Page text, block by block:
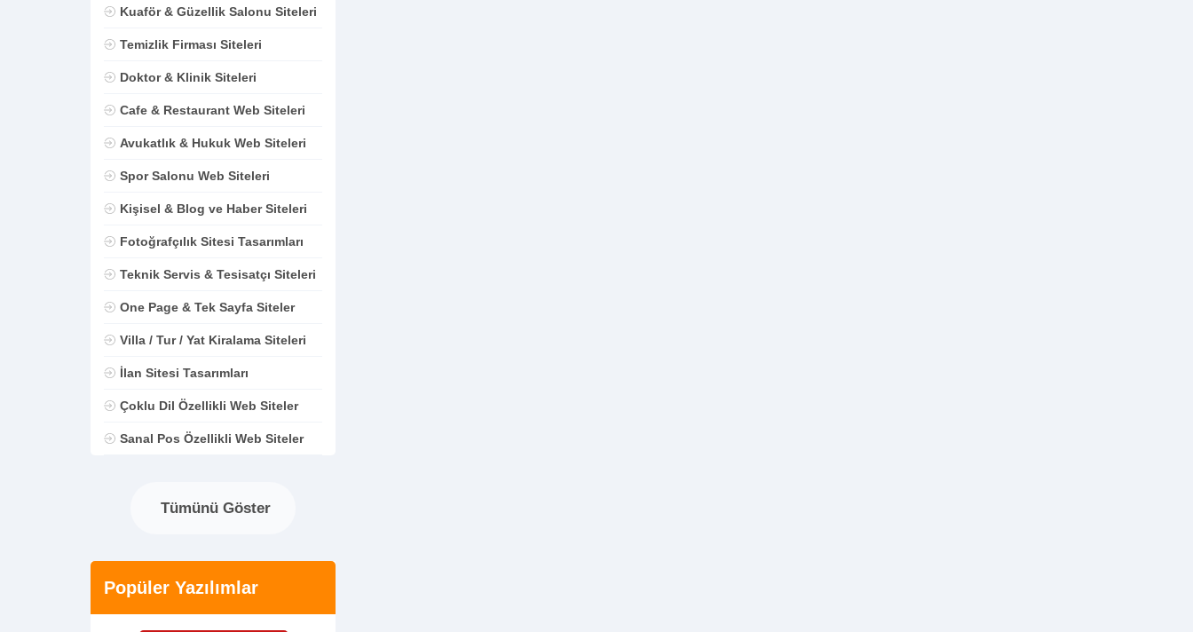
Kuaför & Güzellik Salonu Siteleri
Temizlik Firması Siteleri
Doktor & Klinik Siteleri
Cafe & Restaurant Web Siteleri
Avukatlık & Hukuk Web Siteleri
Spor Salonu Web Siteleri
Kişisel & Blog ve Haber Siteleri
Fotoğrafçılık Sitesi Tasarımları
Teknik Servis & Tesisatçı Siteleri
One Page & Tek Sayfa Siteler
Villa / Tur / Yat Kiralama Siteleri
İlan Sitesi Tasarımları
Çoklu Dil Özellikli Web Siteler
Sanal Pos Özellikli Web Siteler
Tümünü Göster
Popüler Yazılımlar